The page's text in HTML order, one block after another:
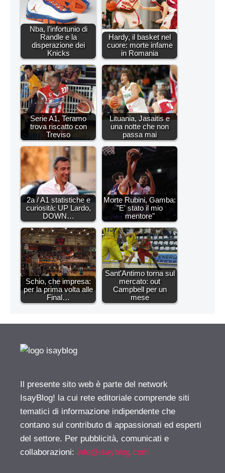
Nba, l’infortunio di
Randle e la
disperazione dei
Knicks
Hardy, il basket nel
cuore: morte infame
in Romania
Serie A1, Teramo
trova riscatto con
Treviso
Lituania, Jasaitis e
una notte che non
passa mai
2a / A1 statistiche e
curiosità: UP Lardo,
DOWN…
Morte Rubini, Gamba:
"E' stato il mio
mentore"
Schio, che impresa:
per la prima volta alle
Final…
Sant'Antimo torna sul
mercato: out
Campbell per un
mese
Il presente sito web è parte del network
IsayBlog! la cui rete editoriale comprende siti
tematici di informazione indipendente che
contano sul contributo di appassionati ed esperti
del settore. Per pubblicità, comunicati e
collaborazioni: info@isayblog.com